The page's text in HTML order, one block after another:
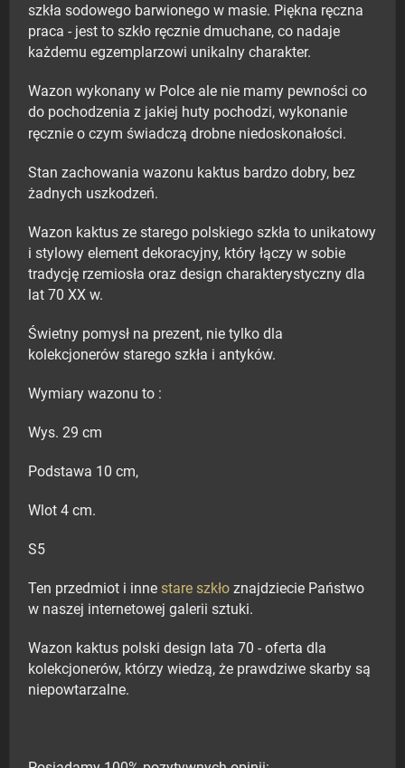
szkła sodowego barwionego w masie. Piękna ręczna
praca - jest to szkło ręcznie dmuchane, co nadaje
każdemu egzemplarzowi unikalny charakter.
Wazon wykonany w Polce ale nie mamy pewności co
do pochodzenia z jakiej huty pochodzi, wykonanie
ręcznie o czym świadczą drobne niedoskonałości.
Stan zachowania wazonu kaktus bardzo dobry, bez
żadnych uszkodzeń.
Wazon kaktus ze starego polskiego szkła to unikatowy
i stylowy element dekoracyjny, który łączy w sobie
tradycję rzemiosła oraz design charakterystyczny dla
lat 70 XX w.
Świetny pomysł na prezent, nie tylko dla
kolekcjonerów starego szkła i antyków.
Wymiary wazonu to :
Wys. 29 cm
Podstawa 10 cm,
Wlot 4 cm.
S5
Ten przedmiot i inne stare szkło znajdziecie Państwo
w naszej internetowej galerii sztuki.
Wazon kaktus polski design lata 70 - oferta dla
kolekcjonerów, którzy wiedzą, że prawdziwe skarby są
niepowtarzalne.